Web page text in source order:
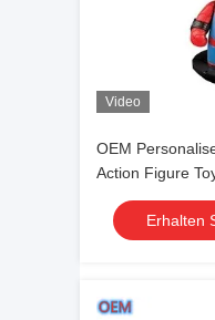
Video
OEM
Action Figure
Erhalten